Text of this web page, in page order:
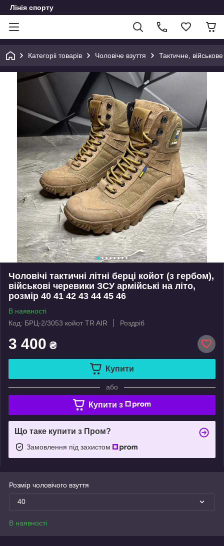
Лінія спорту
Категоріі товарів Чоловіче взуття Тактичне, військове
Чоловічі тактичні літні берці койот (з гербом),
військові черевики ЗСУ армійські на літо,
розмір 40 41 42 43 44 45 46
В наявності
Код: БРЦ-2/3053 койот TR AIR
Роздріб
3 400 ₴
Купити
або
Купити з
Що таке купити з Пром?
Замовлення під захистом
Розмір чоловічого взуття
40
В наявності